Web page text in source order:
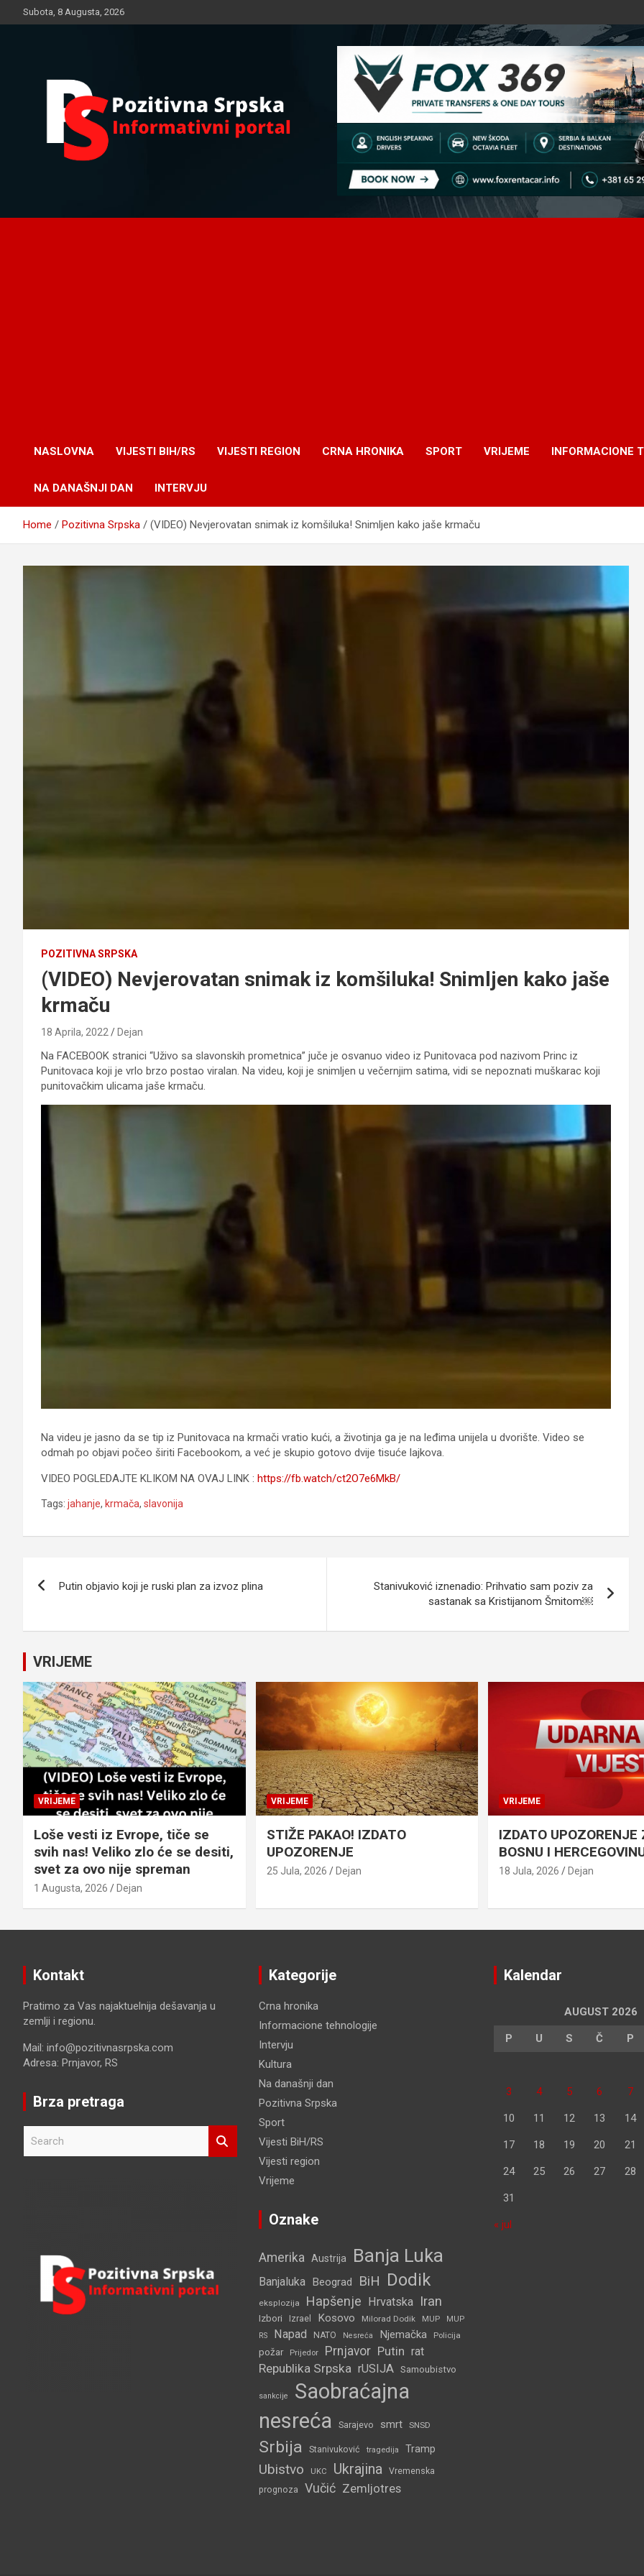
to
Subota, 8 Augusta, 2026
NASLOVNA VIJESTI BIH/RS VIJESTI REGION CRNA HRONIKA SPORT VRIJEME INFORMACIONE
NA DANAŠNJI DAN INTERVJU
Home Pozitivna Srpska (VIDEO) Nevjerovatan snimak iz komšiluka! Snimljen kako jaše krmaču
POZITIVNA SRPSKA
(VIDEO) Nevjerovatan snimak iz komšiluka! Snimljen kako jaše
krmaču
18 Aprila, 2022 Dejan
Na FACEBOOK stranici “Uživo sa slavonskih prometnica” juče je osvanuo video iz Punitovaca pod nazivom Princ iz
Punitovaca koji je vrlo brzo postao viralan. Na videu, koji je snimljen u večernjim satima, vidi se nepoznati muškarac koji
punitovačkim ulicama jaše krmaču.
Na videu je jasno da se tip iz Punitovaca na krmači vratio kući, a životinja ga je na leđima unijela u dvorište. Video se
odmah po objavi počeo širiti Facebookom, a već je skupio gotovo dvije tisuće lajkova.
VIDEO POGLEDAJTE KLIKOM NA OVAJ LINK : https://fb.watch/ct2O7e6MkB/
Tags: jahanje, krmača, slavonija
članaka
Putin objavio koji je ruski plan za izvoz plina
Stanivuković iznenadio: Prihvatio sam poziv za
sastanak sa Kristijanom Šmitom￼
VRIJEME
VRIJEME
Loše vesti iz Evrope, tiče se
svih nas! Veliko zlo će se desiti,
svet za ovo nije spreman
1 Augusta, 2026 Dejan
VRIJEME
STIŽE PAKAO! IZDATO
UPOZORENJE
25 Jula, 2026 Dejan
VRIJEME
IZDATO UPOZORENJE
BOSNU I
18 Jula, 2026 Dejan
Kontakt
Pratimo za Vas najaktuelnija dešavanja u
zemlji i regionu.
Mail: info@pozitivnasrpska.com
Adresa: Prnjavor, RS
Brza pretraga
Kategorije
Crna hronika
Informacione tehnologije
Intervju
Kultura
Na današnji dan
Pozitivna Srpska
Sport
Vijesti BiH/RS
Vijesti region
Vrijeme
Oznake
Amerika Austrija Banja Luka
Banjaluka Beograd BiH Dodik
eksplozija Hapšenje Hrvatska Iran
Izbori Izrael Kosovo Milorad Dodik MUP
MUP
RS
Napad NATO Nesreća Njemačka Policija
požar Prijedor Prnjavor Putin rat
Republika Srpska rUSIJA Samoubistvo
sankcije
Saobraćajna
nesreća
Sarajevo smrt SNSD
Srbija Stanivuković tragedija Tramp
Ubistvo UKC Ukrajina
Vremenska
prognoza
Vučić Zemljotres
Kalendar
AUGUST 2026
P U S Č P
3 4 5 6 7
10 11 12 13 14
17 18 19 20 21
24 25 26 27 28
31
« jul